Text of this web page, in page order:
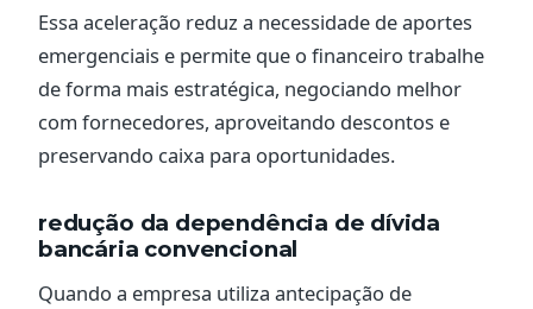
Essa aceleração reduz a necessidade de aportes
emergenciais e permite que o financeiro trabalhe
de forma mais estratégica, negociando melhor
com fornecedores, aproveitando descontos e
preservando caixa para oportunidades.
redução da dependência de dívida
bancária convencional
Quando a empresa utiliza antecipação de